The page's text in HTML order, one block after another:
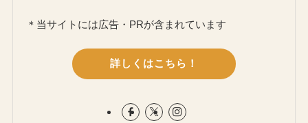
＊当サイトには広告・PRが含まれています
詳しくはこちら！